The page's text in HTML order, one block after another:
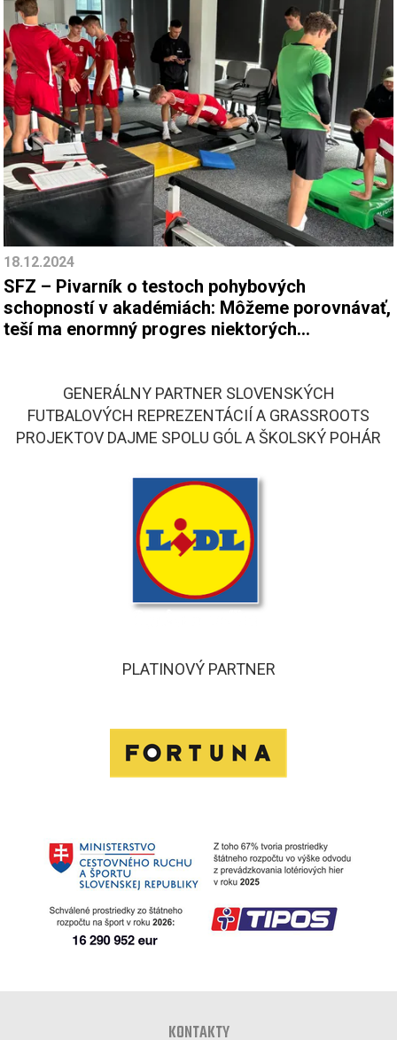
18.12.2024
SFZ – Pivarník o testoch pohybových
schopností v akadémiách: Môžeme porovnávať,
teší ma enormný progres niektorých
GENERÁLNY PARTNER SLOVENSKÝCH
FUTBALOVÝCH REPREZENTÁCIÍ A GRASSROOTS
PROJEKTOV DAJME SPOLU GÓL A ŠKOLSKÝ POHÁR
PLATINOVÝ PARTNER
KONTAKTY